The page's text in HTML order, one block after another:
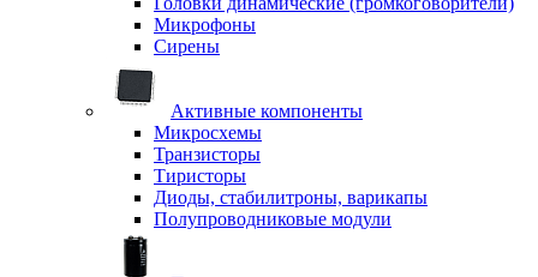
Микрофоны
Сирены
Активные компоненты
Микросхемы
Транзисторы
Тиристоры
Диоды, стабилитроны, варикапы
Полупроводниковые модули